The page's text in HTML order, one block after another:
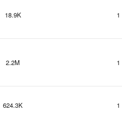
18.9K 1
2.2M 1
624.3K 1